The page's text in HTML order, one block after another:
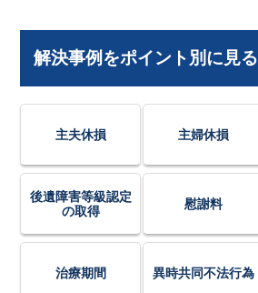
解決事例をポイント別に見る
主夫休損 主婦休損
後遺障害等級認定
の取得
慰謝料
治療期間 異時共同不法行為